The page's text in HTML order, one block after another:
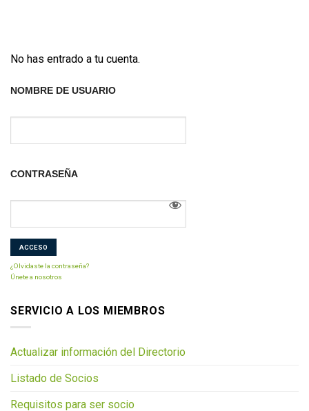
No has entrado a tu cuenta.
NOMBRE DE USUARIO
CONTRASEÑA
¿Olvidaste la contraseña?
Únete a nosotros
SERVICIO A LOS MIEMBROS
Actualizar información del Directorio
Listado de Socios
Requisitos para ser socio